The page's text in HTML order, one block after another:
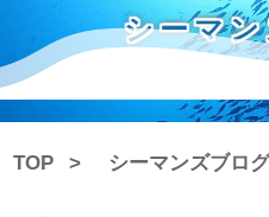
シーマ
TOP シーマンズブログ